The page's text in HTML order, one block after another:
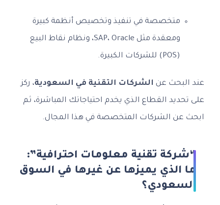
متخصصة في تنفيذ وتخصيص أنظمة كبيرة
ومعقدة مثل SAP، Oracle، ونظام نقاط البيع
(POS) للشركات الكبيرة.
عند البحث عن الشركات التقنية في السعودية، ركز
على تحديد القطاع الذي يخدم احتياجاتك المباشرة، ثم
ابحث عن الشركات المتخصصة في هذا المجال.
“شركة تقنية معلومات احترافية”:
ما الذي يميزها عن غيرها في السوق
السعودي؟